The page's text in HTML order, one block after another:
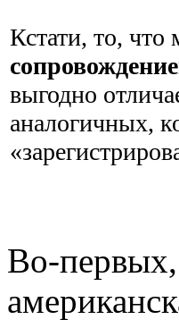
Кстати, то,
выгодно
аналогичных,
Во-